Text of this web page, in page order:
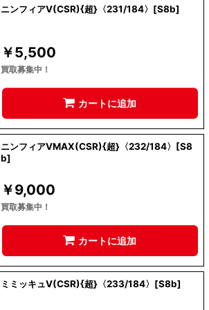
ニンフィアV(CSR){超}〈231/184〉[S8b]
￥5,500
買取募集中！
カートに追加
ニンフィアVMAX(CSR){超}〈232/184〉[S8
b]
￥9,000
買取募集中！
カートに追加
ミミッキュV(CSR){超}〈233/184〉[S8b]